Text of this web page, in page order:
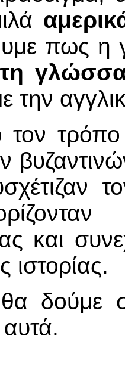
πως η
τη
την
τον
και
ιστορίας.
δούμε